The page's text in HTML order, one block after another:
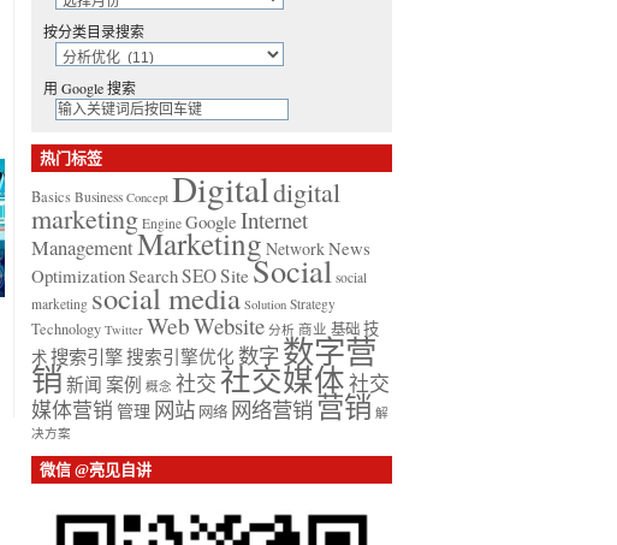
按分类目录搜索
用 Google 搜索
热门标签
Basics Business Concept Digitaldigital
marketing Engine Google Internet
ManagementMarketing NetworkNews
OptimizationSearchSEOSiteSocial social
marketing social media Solution Strategy
Technology Twitter WebWebsite 分析 商业 基础技
术搜索引擎搜索引擎优化 数字数字营
销新闻 案例 概念 社交社交媒体社交
媒体营销 管理 网站 网络 网络营销营销 解
决方案
微信 @亮见自讲